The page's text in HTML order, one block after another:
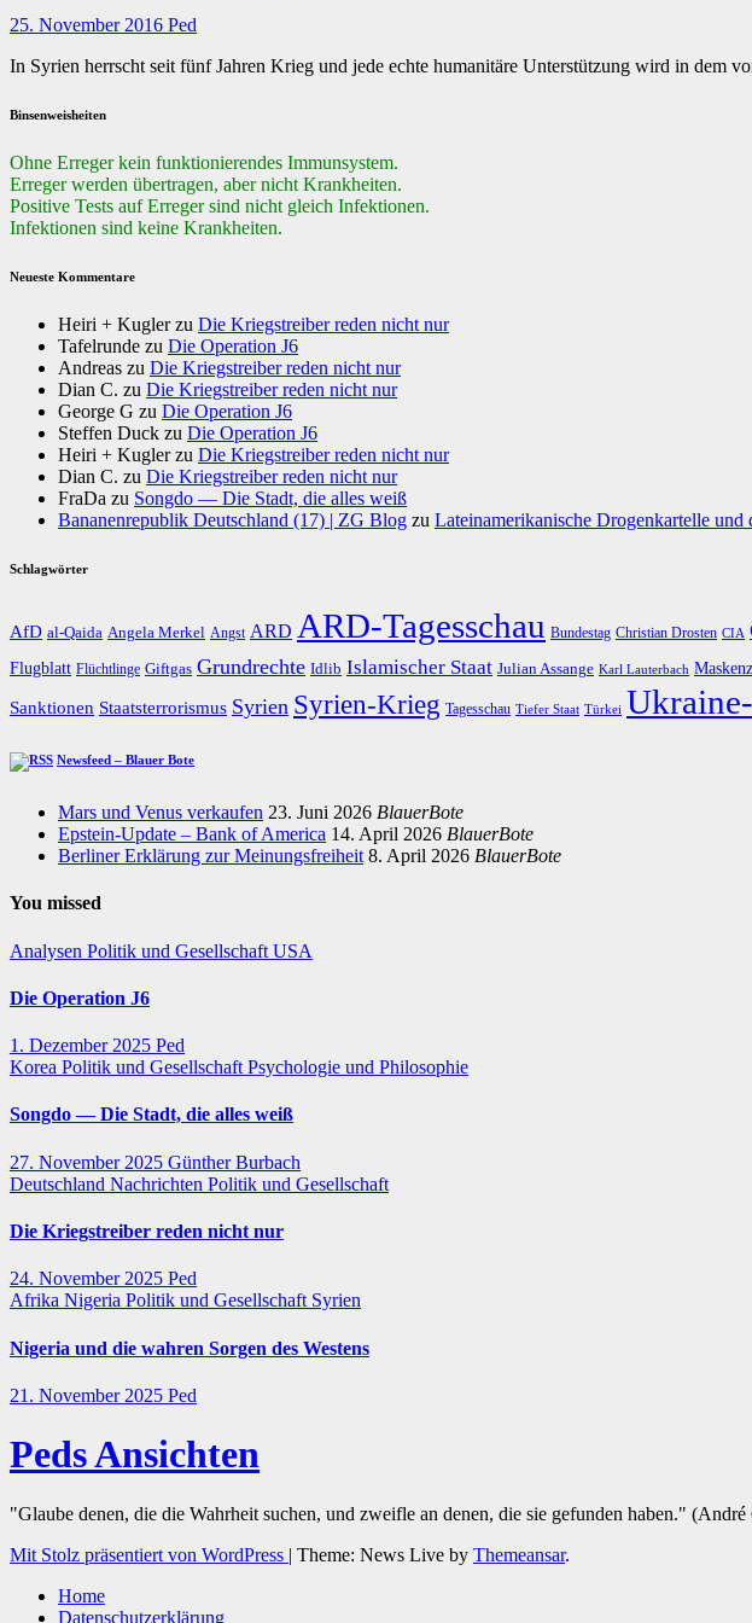
25. November 2016 Ped
In Syrien herrscht seit fünf Jahren Krieg und jede echte humanitäre Unterstützung wird in dem
Binsenweisheiten
Ohne Erreger kein funktionierendes Immunsystem.
Erreger werden übertragen, aber nicht Krankheiten.
Positive Tests auf Erreger sind nicht gleich Infektionen.
Infektionen sind keine Krankheiten.
Neueste Kommentare
Heiri + Kuglerzu Die Kriegstreiber reden nicht nur
Tafelrunde zu Die Operation J6
Andreas zu Die Kriegstreiber reden nicht nur
Dian C. zu Die Kriegstreiber reden nicht nur
George G zu Die Operation J6
Steffen Duck zu Die Operation J6
Heiri + Kuglerzu Die Kriegstreiber reden nicht nur
Dian C. zu Die Kriegstreiber reden nicht nur
FraDa zu Songdo — Die Stadt, die alles weiß
Bananenrepublik Deutschland (17) | ZG Blog zu Lateinamerikanische Drogenkartelle
Schlagwörter
AfD al-Qaida Angela Merkel Angst ARD ARD-Tagesschau Bundestag Christian Drosten CIA
Flugblatt Flüchtlinge Giftgas Grundrechte Idlib Islamischer Staat Julian Assange Karl Lauterbach
Sanktionen Staatsterrorismus Syrien Syrien-Krieg Tagesschau Tiefer Staat Türkei
Newsfeed – Blauer Bote
Mars und Venus verkaufen 23. Juni 2026 BlauerBote
Epstein-Update – Bank of America 14. April 2026 BlauerBote
Berliner Erklärung zur Meinungsfreiheit 8. April 2026 BlauerBote
You missed
Analysen Politik und Gesellschaft USA
Die Operation J6
1. Dezember 2025 Ped
Korea Politik und Gesellschaft Psychologie und Philosophie
Songdo — Die Stadt, die alles weiß
27. November 2025 Günther Burbach
Deutschland Nachrichten Politik und Gesellschaft
Die Kriegstreiber reden nicht nur
24. November 2025 Ped
Afrika Nigeria Politik und Gesellschaft Syrien
Nigeria und die wahren Sorgen des Westens
21. November 2025 Ped
Peds Ansichten
"Glaube denen, die die Wahrheit suchen, und zweifle an denen, die sie gefunden haben." (André
Mit Stolz präsentiert von WordPress | Theme: News Live by Themeansar.
Home
Datenschutzerklärung